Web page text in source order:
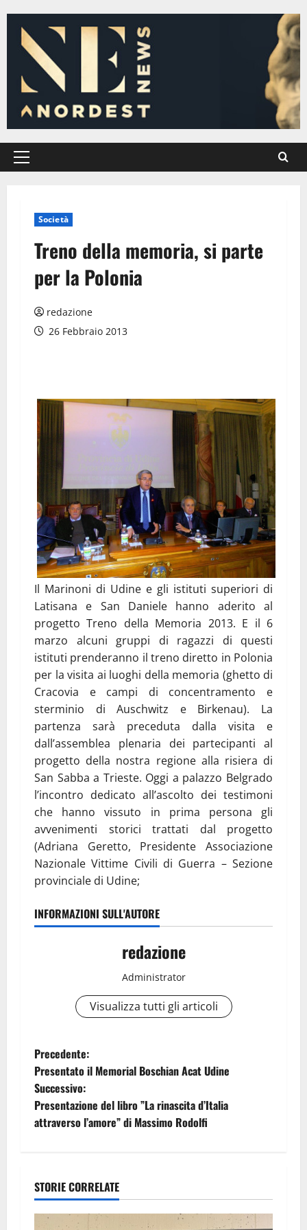
contenuto
Menu
Società
Treno della memoria, si parte
per la Polonia
redazione
26 Febbraio 2013
Il Marinoni di Udine e gli istituti superiori di
Latisana e San Daniele hanno aderito al
progetto Treno della Memoria 2013. E il 6
marzo alcuni gruppi di ragazzi di questi
istituti prenderanno il treno diretto in Polonia
per la visita ai luoghi della memoria (ghetto di
Cracovia e campi di concentramento e
sterminio di Auschwitz e Birkenau). La
partenza sarà preceduta dalla visita e
dall’assemblea plenaria dei partecipanti al
progetto della nostra regione alla risiera di
San Sabba a Trieste. Oggi a palazzo Belgrado
l’incontro dedicato all’ascolto dei testimoni
che hanno vissuto in prima persona gli
avvenimenti storici trattati dal progetto
(Adriana Geretto, Presidente Associazione
Nazionale Vittime Civili di Guerra – Sezione
provinciale di Udine;
INFORMAZIONI SULL'AUTORE
redazione
Administrator
Visualizza tutti gli articoli
N
a
v
g
a
Precedente:
Presentato il Memorial Boschian Acat Udine
Successivo:
Presentazione del libro ”La rinascita d’Italia
attraverso l’amore” di Massimo Rodolfi
STORIE CORRELATE